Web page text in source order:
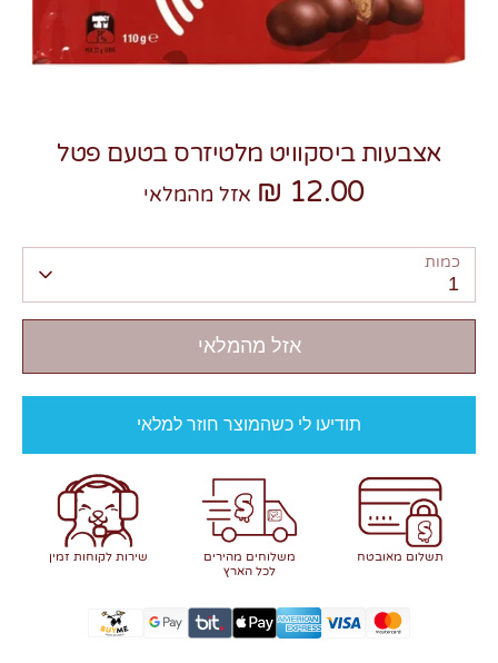
אצבעות ביסקוויט מלטיזרס בטעם פטל
12.00 ₪ אזל מהמלאי
כמות
1
אזל מהמלאי
תודיעו לי כשהמוצר חוזר למלאי
תשלום מאובטח
משלוחים מהירים
לכל הארץ
שירות לקוחות זמין